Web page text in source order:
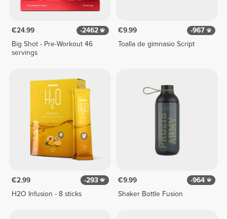
€24.99
-2462
Big Shot - Pre-Workout 46
servings
€9.99
-967
Toalla de gimnasio Script
€2.99
-293
H2O Infusion - 8 sticks
€9.99
-964
Shaker Bottle Fusion